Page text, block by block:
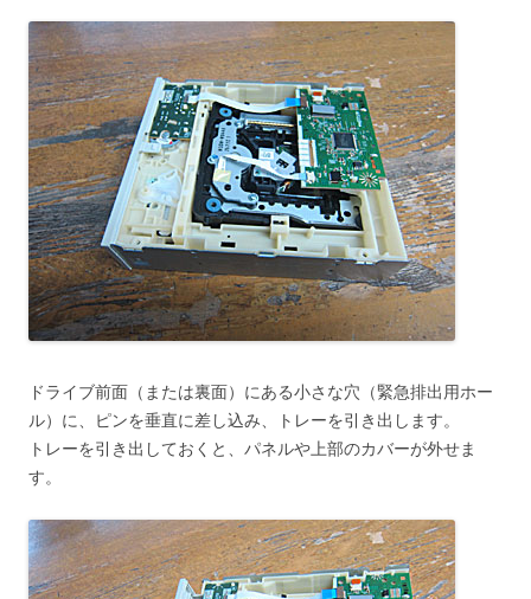
ドライブ前面（または裏面）にある小さな穴（緊急排出用ホー
ル）に、ピンを垂直に差し込み、トレーを引き出します。
トレーを引き出しておくと、パネルや上部のカバーが外せま
す。